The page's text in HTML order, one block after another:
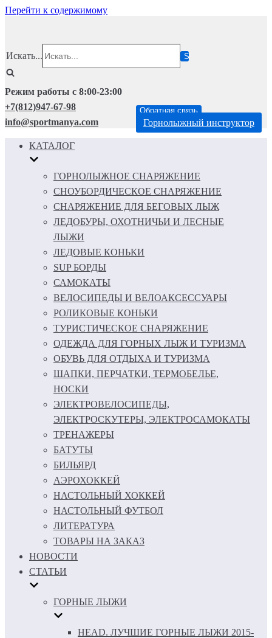
Перейти к содержимому
Искать...
Режим работы с 8:00-23:00
+7(812)947-67-98
info@sportmanya.com
Обратная связь
Горнолыжный инструктор
КАТАЛОГ
ГОРНОЛЫЖНОЕ СНАРЯЖЕНИЕ
СНОУБОРДИЧЕСКОЕ СНАРЯЖЕНИЕ
СНАРЯЖЕНИЕ ДЛЯ БЕГОВЫХ ЛЫЖ
ЛЕДОБУРЫ, ОХОТНИЧЬИ И ЛЕСНЫЕ
ЛЫЖИ
ЛЕДОВЫЕ КОНЬКИ
SUP БОРДЫ
САМОКАТЫ
ВЕЛОСИПЕДЫ И ВЕЛОАКСЕССУАРЫ
РОЛИКОВЫЕ КОНЬКИ
ТУРИСТИЧЕСКОЕ СНАРЯЖЕНИЕ
ОДЕЖДА ДЛЯ ГОРНЫХ ЛЫЖ И ТУРИЗМА
ОБУВЬ ДЛЯ ОТДЫХА И ТУРИЗМА
ШАПКИ, ПЕРЧАТКИ, ТЕРМОБЕЛЬЕ,
НОСКИ
ЭЛЕКТРОВЕЛОСИПЕДЫ,
ЭЛЕКТРОСКУТЕРЫ, ЭЛЕКТРОСАМОКАТЫ
ТРЕНАЖЕРЫ
БАТУТЫ
БИЛЬЯРД
АЭРОХОККЕЙ
НАСТОЛЬНЫЙ ХОККЕЙ
НАСТОЛЬНЫЙ ФУТБОЛ
ЛИТЕРАТУРА
ТОВАРЫ НА ЗАКАЗ
НОВОСТИ
СТАТЬИ
ГОРНЫЕ ЛЫЖИ
HEAD. ЛУЧШИЕ ГОРНЫЕ ЛЫЖИ 2015-